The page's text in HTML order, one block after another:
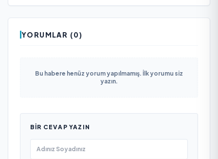
YORUMLAR (0)
Bu habere henüz yorum yapılmamış. İlk yorumu siz
yazın.
BIR CEVAP YAZIN